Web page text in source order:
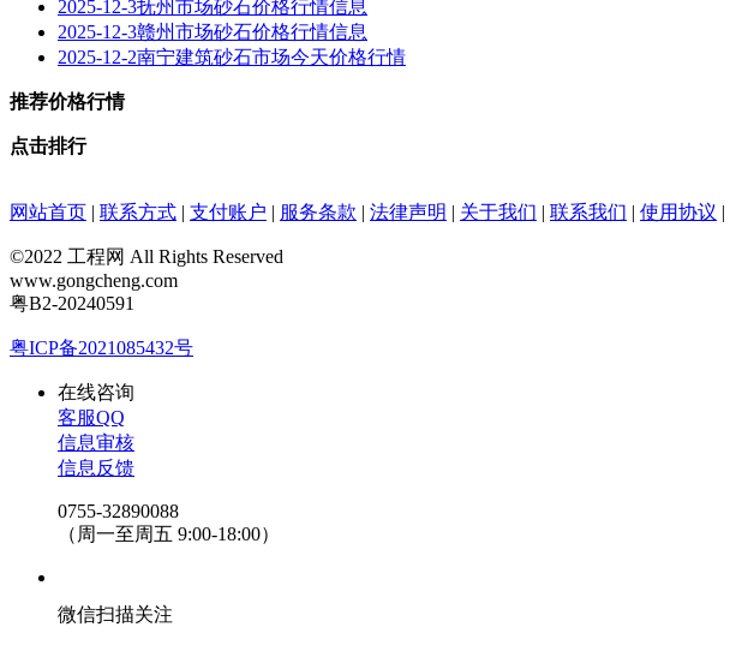
2025-12-3抚州市场砂石价格行情信息
2025-12-3赣州市场砂石价格行情信息
2025-12-2南宁建筑砂石市场今天价格行情
推荐价格行情
点击排行
网站首页 | 联系方式 | 支付账户 | 服务条款 | 法律声明 | 关于我们 | 联系我们 | 使用协议 |
©2022 工程网 All Rights Reserved
www.gongcheng.com
粤B2-20240591
粤ICP备2021085432号
在线咨询
客服QQ
信息审核
信息反馈
0755-32890088
（周一至周五 9:00-18:00）
微信扫描关注